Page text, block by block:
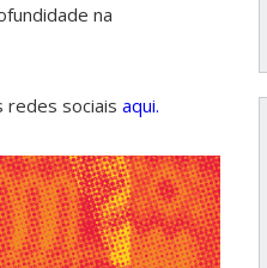
na
redes sociais aqui.